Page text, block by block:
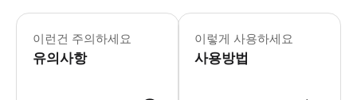
이런건 주의하세요
유의사항
- POPGuide 앱 사용 설명은 바우처에
이렇게 사용하세요
사용방법